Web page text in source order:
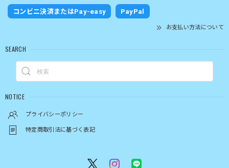
コンビニ決済またはPay-easy PayPal
お支払い方法について
SEARCH
NOTICE
プライバシーポリシー
特定商取引法に基づく表記